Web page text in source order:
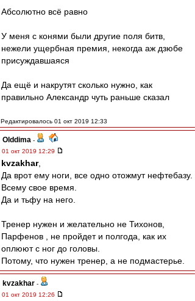
Абсолютно всё равно
У меня с конями были другие поля битв,
нежели ущербная премия, некогда аж дзюбе
присуждавшаяся
Да ещё и накрутят сколько нужно, как
правильно Александр чуть раньше сказал
Редактировалось 01 окт 2019 12:33
Olddima -
01 окт 2019 12:29
kvzakhar,
Да врот ему ноги, все одно отожмут нефтебазу.
Всему свое время.
Да и тьфу на него.
Тренер нужен и желательно не Тихонов,
Парфенов , не пройдет и полгода, как их
оплюют с ног до головы.
Потому, что нужен тренер, а не подмастерье.
kvzakhar -
01 окт 2019 12:26